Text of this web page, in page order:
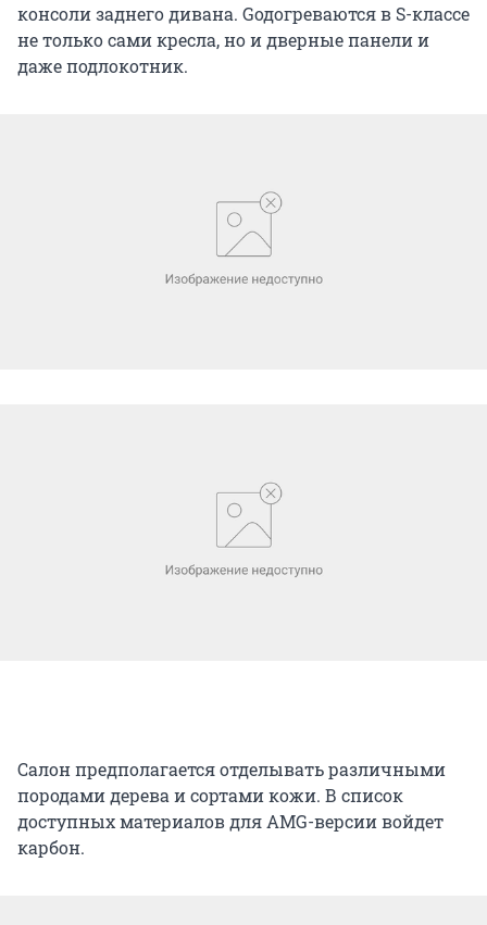
консоли заднего дивана. Gодогреваются в S-классе
не только сами кресла, но и дверные панели и
даже подлокотник.
Салон предполагается отделывать различными
породами дерева и сортами кожи. В список
доступных материалов для AMG-версии войдет
карбон.